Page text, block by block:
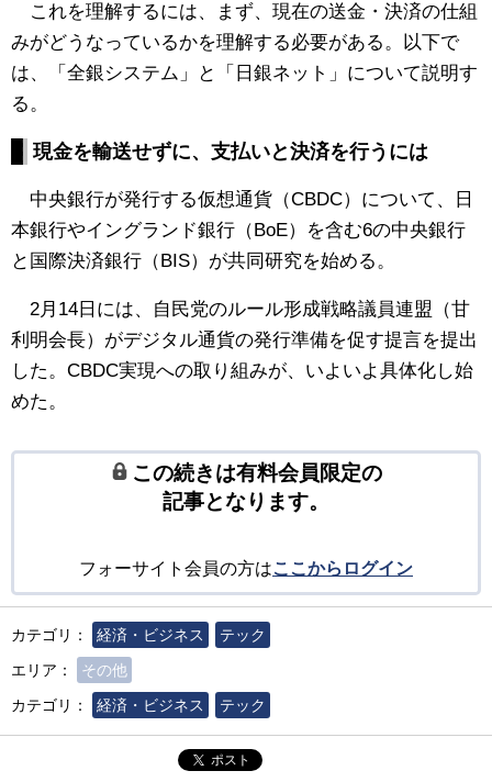
これを理解するには、まず、現在の送金・決済の仕組
みがどうなっているかを理解する必要がある。以下で
は、「全銀システム」と「日銀ネット」について説明す
る。
現金を輸送せずに、支払いと決済を行うには
中央銀行が発行する仮想通貨（CBDC）について、日
本銀行やイングランド銀行（BoE）を含む6の中央銀行
と国際決済銀行（BIS）が共同研究を始める。
2月14日には、自民党のルール形成戦略議員連盟（甘
利明会長）がデジタル通貨の発行準備を促す提言を提出
した。CBDC実現への取り組みが、いよいよ具体化し始
めた。
この続きは有料会員限定の
記事となります。
フォーサイト会員の方はここからログイン
カテゴリ： 経済・ビジネス
テック
エリア：
その他
カテゴリ：
経済・ビジネス テック
ポスト